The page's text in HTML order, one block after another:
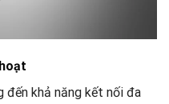
đến khả năng kết nối đa